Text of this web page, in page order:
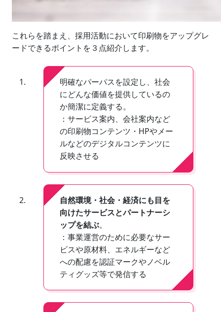
これらを踏まえ、採用活動において印刷物をアップグレ
ードできるポイントを３点紹介します。
明確なパーパスを設定し、社会
にどんな価値を提供しているの
か簡潔に定義する。
：サービス案内、会社案内など
の印刷物コンテンツ・HPやメー
ルなどのデジタルコンテンツに
反映させる
自然環境・社会・経済にも目を
向けたサービスとパートナーシ
ップを結ぶ。
：事業運営のために必要なサー
ビスや原材料、エネルギーなど
への配慮を認証マークやノベル
ティグッズ等で発信する